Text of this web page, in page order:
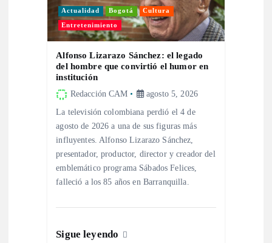
Actualidad Bogotá Cultura
Entretenimiento
Alfonso Lizarazo Sánchez: el legado
del hombre que convirtió el humor en
institución
Redacción CAM agosto 5, 2026
La televisión colombiana perdió el 4 de
agosto de 2026 a una de sus figuras más
influyentes. Alfonso Lizarazo Sánchez,
presentador, productor, director y creador del
emblemático programa Sábados Felices,
falleció a los 85 años en Barranquilla.
Sigue leyendo